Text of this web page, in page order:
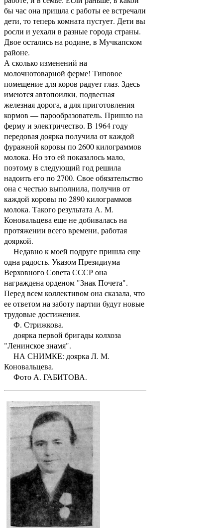
бы час она пришла с работы ее встречали
дети, то теперь комната пустует. Дети вы
росли и уехали в разные города страны.
Двое остались на родине, в Мучкапском
районе.
А сколько изменений на
молочнотоварной ферме! Типовое
помещение для коров радует глаз. Здесь
имеются автопоилки, подвесная
железная дорога, а для приготовления
кормов — парообразователь. Пришло на
ферму и электричество. В 1964 году
передовая доярка получила от каждой
фуражной коровы по 2600 килограммов
молока. Но это ей показалось мало,
поэтому в следующий год решила
надоить его по 2700. Свое обязательство
она с честью выполнила, получив от
каждой коровы по 2890 килограммов
молока. Такого результата А. М.
Коновальцева еще не добивалась на
протяжении всего времени, работая
дояркой.
Недавно к моей подруге пришла еще
одна радость. Указом Президиума
Верховного Совета СССР она
награждена орденом "Знак Почета".
Перед всем коллективом она сказала, что
ее ответом на заботу партии будут новые
трудовые достижения.
Ф. Стрижкова.
доярка первой бригады колхоза
"Ленинское знамя".
НА СНИМКЕ: доярка Л. М.
Коновальцева.
Фото А. ГАБИТОВА.